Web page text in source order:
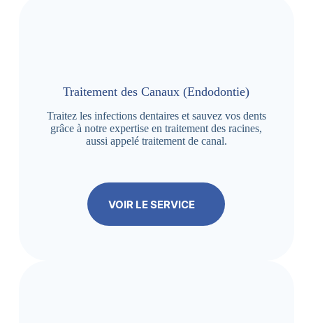
Traitement des Canaux (Endodontie)
Traitez les infections dentaires et sauvez vos dents
grâce à notre expertise en traitement des racines,
aussi appelé traitement de canal.
VOIR LE SERVICE